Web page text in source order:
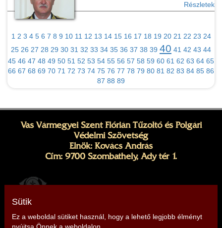
Részletek
1 2 3 4 5 6 7 8 9 10 11 12 13 14 15 16 17 18 19 20 21 22 23 24
25 26 27 28 29 30 31 32 33 34 35 36 37 38 39 40 41 42 43 44
45 46 47 48 49 50 51 52 53 54 55 56 57 58 59 60 61 62 63 64 65
66 67 68 69 70 71 72 73 74 75 76 77 78 79 80 81 82 83 84 85 86
87 88 89
Vas Vármegyei Szent Flórián Tűzoltó és Polgári
Védelmi Szövetség
Elnök: Kovács András
Cím: 9700 Szombathely, Ady tér 1.
Sütik
Ez a weboldal sütiket használ, hogy a lehető legjobb élményt